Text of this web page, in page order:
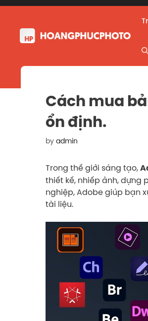
Skip
content
Cách mua
ổn định.
by admin
Trong thế giới sáng tạo,
thiết kế, nhiếp ảnh, dựng
nghiệp, Adobe giúp bạn
tài liệu.